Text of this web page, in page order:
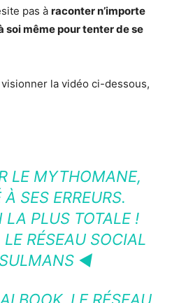
pas à raconter n’importe
soi même pour tenter de se
la vidéo ci-dessous,
LE MYTHOMANE,
SES ERREURS.
PLUS TOTALE !
RÉSEAU SOCIAL
◄
LE RÉSEAU